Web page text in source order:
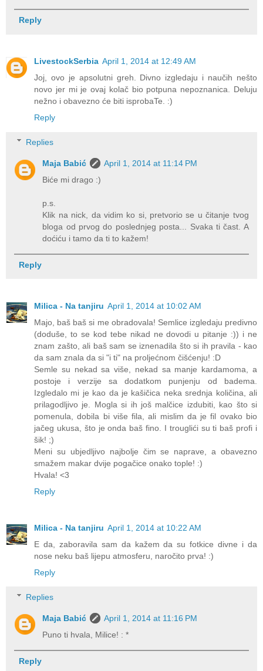
Reply
LivestockSerbia April 1, 2014 at 12:49 AM
Joj, ovo je apsolutni greh. Divno izgledaju i naučih nešto
novo jer mi je ovaj kolač bio potpuna nepoznanica. Deluju
nežno i obavezno će biti isprobaTe. :)
Reply
Replies
Maja Babić
April 1, 2014 at 11:14 PM
Biće mi drago :)
p.s.
Klik na nick, da vidim ko si, pretvorio se u čitanje tvog
bloga od prvog do poslednjeg posta... Svaka ti čast. A
doćiću i tamo da ti to kažem!
Reply
Milica - Na tanjiru April 1, 2014 at 10:02 AM
Majo, baš baš si me obradovala! Semlice izgledaju predivno
(doduše, to se kod tebe nikad ne dovodi u pitanje :)) i ne
znam zašto, ali baš sam se iznenadila što si ih pravila - kao
da sam znala da si "i ti" na proljećnom čišćenju! :D
Semle su nekad sa više, nekad sa manje kardamoma, a
postoje i verzije sa dodatkom punjenju od badema.
Izgledalo mi je kao da je kašičica neka srednja količina, ali
prilagodljivo je. Mogla si ih još malčice izdubiti, kao što si
pomenula, dobila bi više fila, ali mislim da je fil ovako bio
jačeg ukusa, što je onda baš fino. I trouglići su ti baš profi i
šik! ;)
Meni su ubjedljivo najbolje čim se naprave, a obavezno
smažem makar dvije pogačice onako tople! :)
Hvala! <3
Reply
Milica - Na tanjiru April 1, 2014 at 10:22 AM
E da, zaboravila sam da kažem da su fotkice divne i da
nose neku baš lijepu atmosferu, naročito prva! :)
Reply
Replies
Maja Babić
April 1, 2014 at 11:16 PM
Puno ti hvala, Milice! : *
Reply